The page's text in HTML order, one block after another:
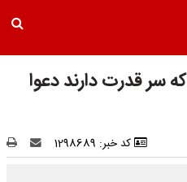
سر قدرت دارند دعوا
کد خبر: 1298689